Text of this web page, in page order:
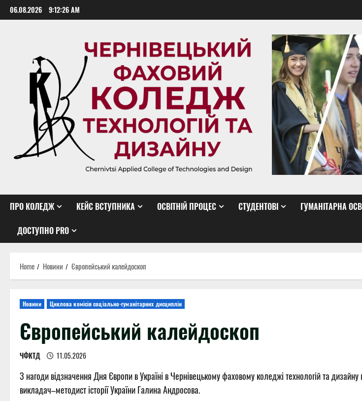
Skip
to
06.08.2026 9:12:26 AM
ПРО КОЛЕДЖ КЕЙС ВСТУПНИКА ОСВІТНІЙ ПРОЦЕС СТУДЕНТОВІ ГУМАНІТАРНА
ДОСТУПНО PRO
Home Новини Європейський калейдоскоп
Новини Циклова комісія соціально-гуманітарних дисциплін
Європейський калейдоскоп
ЧФКТД 11.05.2026
З нагоди відзначення Дня Європи в Україні в Чернівецькому фаховому коледжі технологій та дизайну
викладач–методист історії України Галина Андросова.